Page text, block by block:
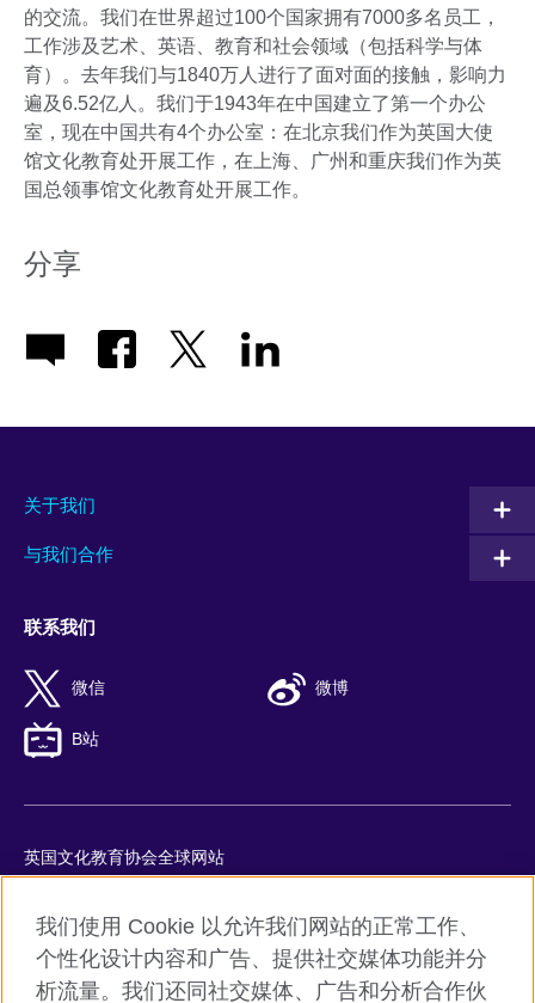
的交流。我们在世界超过100个国家拥有7000多名员工，
工作涉及艺术、英语、教育和社会领域（包括科学与体
育）。去年我们与1840万人进行了面对面的接触，影响力
遍及6.52亿人。我们于1943年在中国建立了第一个办公
室，现在中国共有4个办公室：在北京我们作为英国大使
馆文化教育处开展工作，在上海、广州和重庆我们作为英
国总领事馆文化教育处开展工作。
分享
关于我们
与我们合作
联系我们
微信 微博
B站
英国文化教育协会全球网站
Cookie
网站地图
ICP number: 京ICP备10044692号-8
我们使用 Cookie 以允许我们网站的正常工作、
个性化设计内容和广告、提供社交媒体功能并分
析流量。我们还同社交媒体、广告和分析合作伙